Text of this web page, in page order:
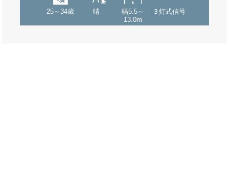
25～34歳 晴
幅5.5～
13.0m
３灯式信号